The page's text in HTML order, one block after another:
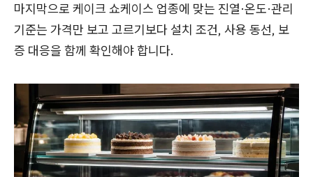
마지막으로 케이크 쇼케이스 업종에 맞는 진열·온도·관리
기준는 가격만 보고 고르기보다 설치 조건, 사용 동선, 보
증 대응을 함께 확인해야 합니다.